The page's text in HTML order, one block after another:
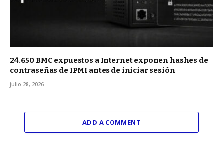
24.650 BMC expuestos a Internet exponen hashes de
contraseñas de IPMI antes de iniciar sesión
julio 28, 2026
ADD A COMMENT